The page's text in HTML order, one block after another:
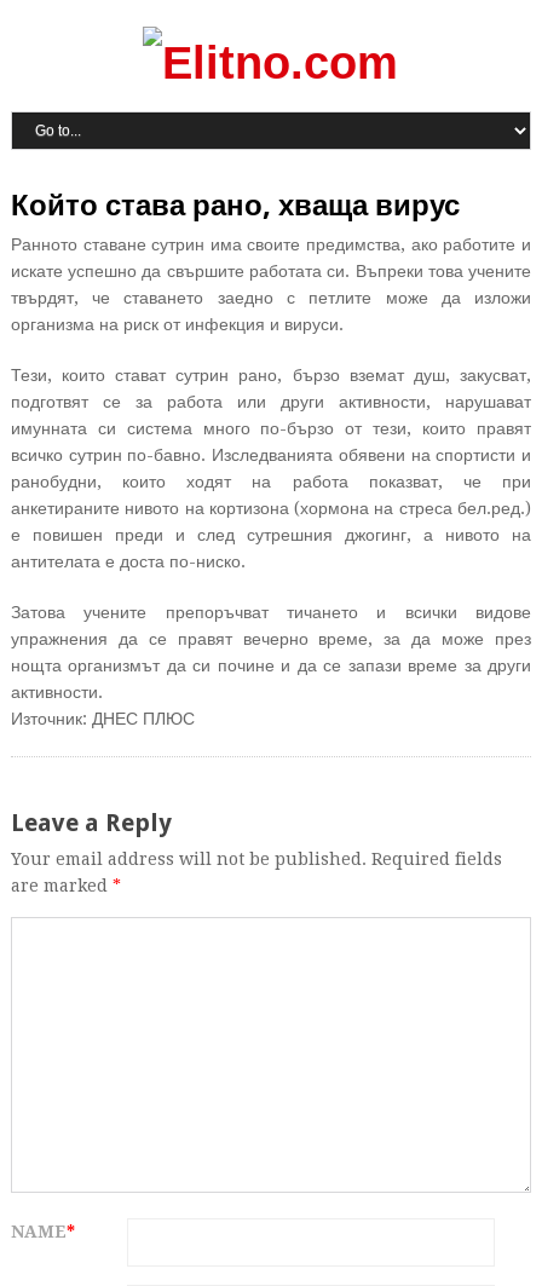
Който става рано, хваща вирус
Ранното ставане сутрин има своите предимства, ако работите и
искате успешно да свършите работата си. Въпреки това учените
твърдят, че ставането заедно с петлите може да изложи
организма на риск от инфекция и вируси.
Тези, които стават сутрин рано, бързо вземат душ, закусват,
подготвят се за работа или други активности, нарушават
имунната си система много по-бързо от тези, които правят
всичко сутрин по-бавно. Изследванията обявени на спортисти и
ранобудни, които ходят на работа показват, че при
анкетираните нивото на кортизона (хормона на стреса бел.ред.)
е повишен преди и след сутрешния джогинг, а нивото на
антителата е доста по-ниско.
Затова учените препоръчват тичането и всички видове
упражнения да се правят вечерно време, за да може през
нощта организмът да си почине и да се запази време за други
активности.
Източник: ДНЕС ПЛЮС
Leave a Reply
Your email address will not be published. Required fields
are marked *
NAME*